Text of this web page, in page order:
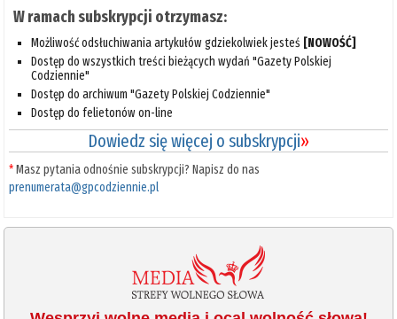
W ramach subskrypcji otrzymasz:
Możliwość odsłuchiwania artykułów gdziekolwiek jesteś [NOWOŚĆ]
Dostęp do wszystkich treści bieżących wydań "Gazety Polskiej
Codziennie"
Dostęp do archiwum "Gazety Polskiej Codziennie"
Dostęp do felietonów on-line
Dowiedz się więcej o subskrypcji»
*Masz pytania odnośnie subskrypcji? Napisz do nas
prenumerata@gpcodziennie.pl